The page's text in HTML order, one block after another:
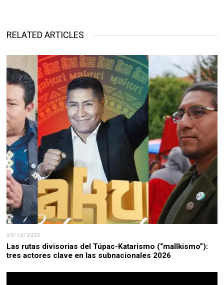
RELATED ARTICLES
29/12/2025
Las rutas divisorias del Túpac-Katarismo (“mallkismo”):
tres actores clave en las subnacionales 2026